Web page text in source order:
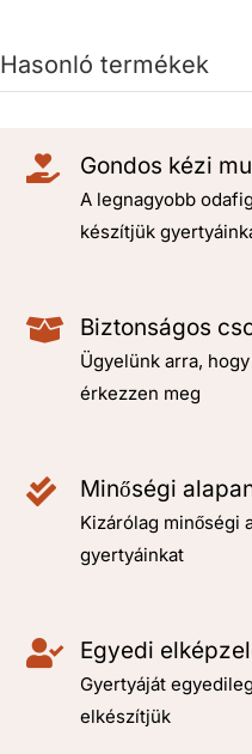
Hasonló termékek
Gondos kézi
A legnagyobb
készítjük
Biztonságos
Ügyelünk arra,
érkezzen meg
Minőségi
Kizárólag minőségi
gyertyáinkat
Egyedi
Gyertyáját
elkészítjük